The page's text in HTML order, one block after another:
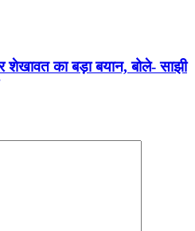
का बड़ा बयान, बोले- साझी